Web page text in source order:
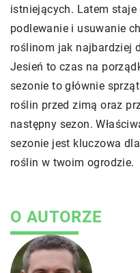
istniejących. Latem staje
podlewanie i usuwanie
roślinom jak najbardziej
Jesień to czas na
sezonie to głównie
roślin przed zimą oraz
następny sezon.
sezonie jest kluczowa
roślin w twoim ogrodzie.
O AUTORZE